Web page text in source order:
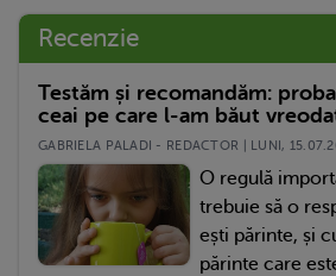
Recenzie
Testăm și recomandăm:
ceai pe care l-am băut
GABRIELA PALADI - REDACTOR | LUNI,
O regulă
trebuie să o
ești părinte, și
părinte care